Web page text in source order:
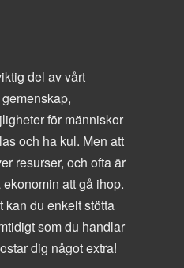
del av vårt
för människor
och ha kul. Men att
resurser, och ofta är
att gå ihop.
kan du enkelt stötta
som du handlar
dig något extra!